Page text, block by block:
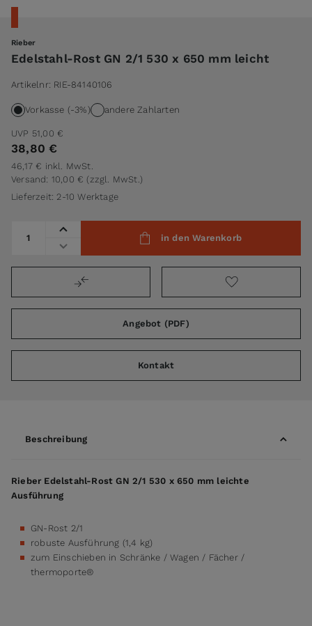
Rieber
Edelstahl-Rost GN 2/1 530 x 650 mm leicht
Artikelnr: RIE-84140106
Vorkasse (-3%) andere Zahlarten
UVP 51,00 €
38,80 €
46,17 € inkl. MwSt.
Versand: 10,00 € (zzgl. MwSt.)
Lieferzeit: 2-10 Werktage
in den Warenkorb
Angebot (PDF)
Kontakt
Beschreibung
Rieber Edelstahl-Rost GN 2/1 530 x 650 mm leichte
Ausführung
GN-Rost 2/1
robuste Ausführung (1,4 kg)
zum Einschieben in Schränke / Wagen / Fächer /
thermoporte®